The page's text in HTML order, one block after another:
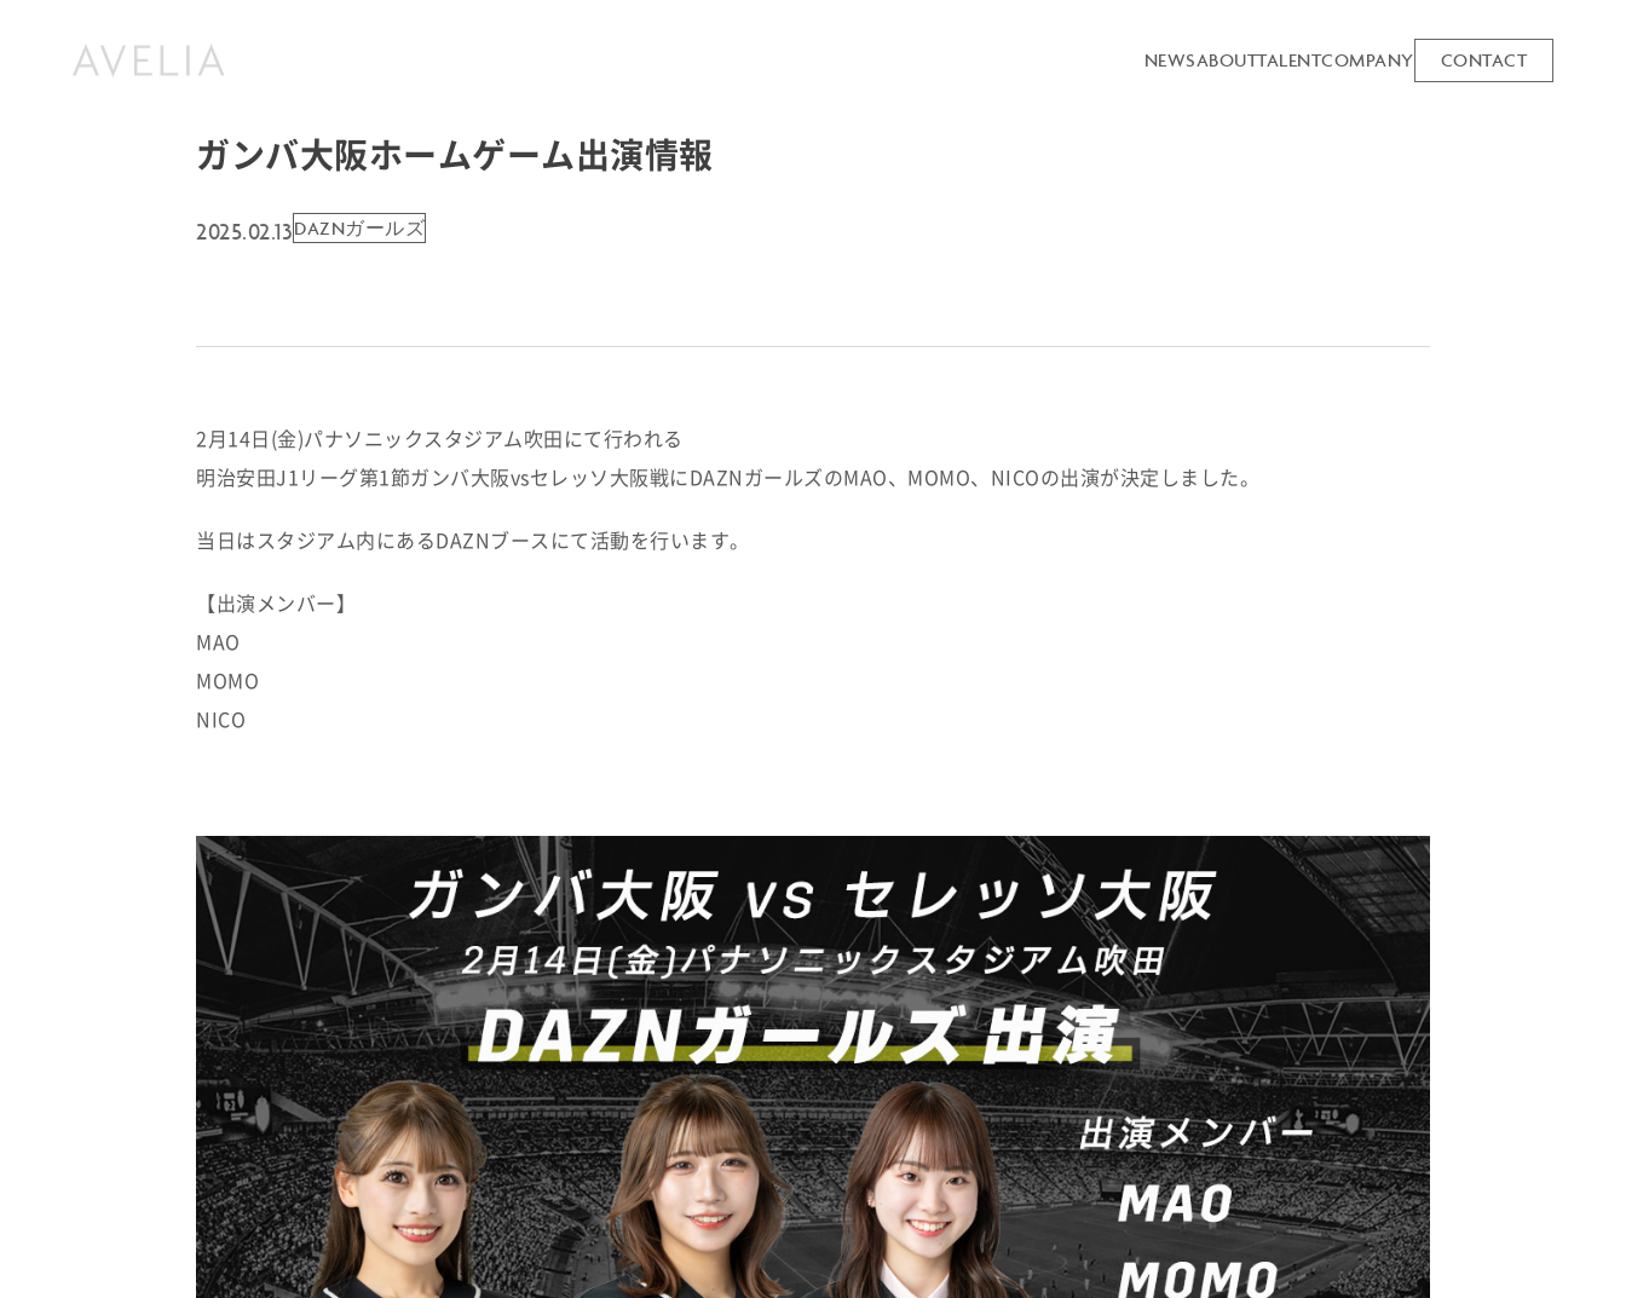
NEWSABOUTTALENTCOMPANY CONTACT
ガンバ大阪ホームゲーム出演情報
2025.02.13DAZNガールズ
2月14日(金)パナソニックスタジアム吹田にて行われる
明治安田J1リーグ第1節ガンバ大阪vsセレッソ大阪戦にDAZNガールズのMAO、MOMO、NICOの出演が決定しました。
当日はスタジアム内にあるDAZNブースにて活動を行います。
【出演メンバー】
MAO
MOMO
NICO